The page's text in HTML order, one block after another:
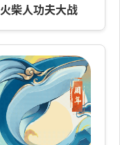
火柴人功夫大战